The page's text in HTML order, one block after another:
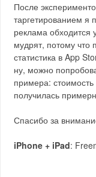
После
таргетированием я
реклама обходится
мудрят, потому что
статистика в App
ну, можно
примера: стоимость
получилась
Спасибо за
iPhone + iPad: